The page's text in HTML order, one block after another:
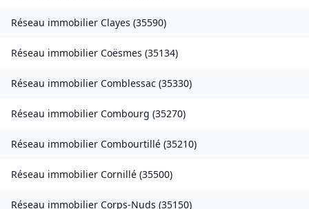
Réseau immobilier Clayes (35590)
Réseau immobilier Coësmes (35134)
Réseau immobilier Comblessac (35330)
Réseau immobilier Combourg (35270)
Réseau immobilier Combourtillé (35210)
Réseau immobilier Cornillé (35500)
Réseau immobilier Corps-Nuds (35150)